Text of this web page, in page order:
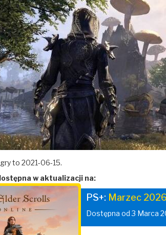
to 2021-06-15.
w aktualizacji na:
PS+: Marzec 2026
Dostępna od 3 Marca